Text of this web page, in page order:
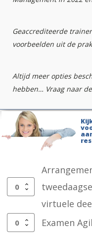
Geaccrediteerde
voorbeelden uit de
Altijd meer opties
hebben… Vraag naar
tweedaagse
training,
virtuele
Examen
Examen